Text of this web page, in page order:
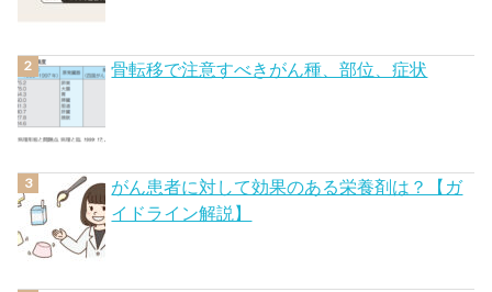
骨転移で注意すべきがん種、部位、症状
がん患者に対して効果のある栄養剤は？【ガ
イドライン解説】